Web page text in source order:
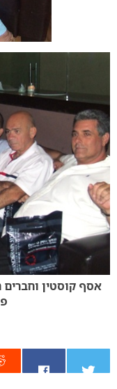
אסף קוסטין וחברים חוגגים 60